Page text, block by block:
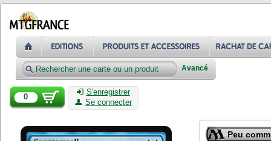
Avancé
0
S'enregistrer
Se connecter
Peu